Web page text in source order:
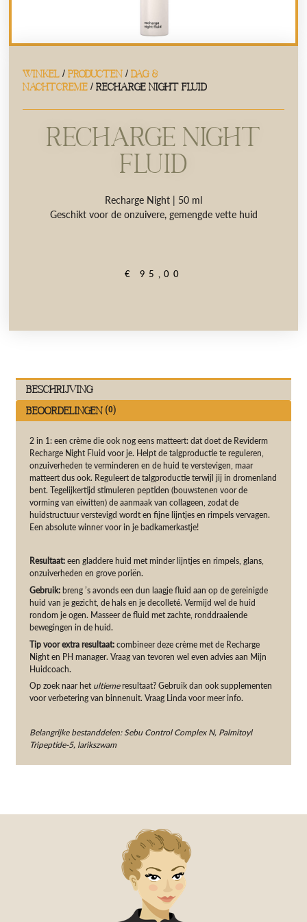
WINKEL /PRODUCTEN /DAG &
NACHTCREME / RECHARGE NIGHT FLUID
RECHARGE NIGHT
FLUID
Recharge Night | 50 ml
Geschikt voor de onzuivere, gemengde vette huid
€ 95,00
Beschrijving
Beoordelingen (0)
2 in 1: een crème die ook nog eens matteert: dat doet de Reviderm
Recharge Night Fluid voor je. Helpt de talgproductie te reguleren,
onzuiverheden te verminderen en de huid te verstevigen, maar
matteert dus ook. Reguleert de talgproductie terwijl jij in dromenland
bent. Tegelijkertijd stimuleren peptiden (bouwstenen voor de
vorming van eiwitten) de aanmaak van collageen, zodat de
huidstructuur verstevigd wordt en fijne lijntjes en rimpels vervagen.
Een absolute winner voor in je badkamerkastje!
Resultaat: een gladdere huid met minder lijntjes en rimpels, glans,
onzuiverheden en grove poriën.
Gebruik: breng ’s avonds een dun laagje fluid aan op de gereinigde
huid van je gezicht, de hals en je decolleté. Vermijd wel de huid
rondom je ogen. Masseer de fluid met zachte, ronddraaiende
bewegingen in de huid.
Tip voor extra resultaat: combineer deze crème met de Recharge
Night en PH manager. Vraag van tevoren wel even advies aan Mijn
Huidcoach.
Op zoek naar het ultiemeresultaat? Gebruik dan ook supplementen
voor verbetering van binnenuit. Vraag Linda voor meer info.
Belangrijke bestanddelen: Sebu Control Complex N, Palmitoyl
Tripeptide-5, larikszwam